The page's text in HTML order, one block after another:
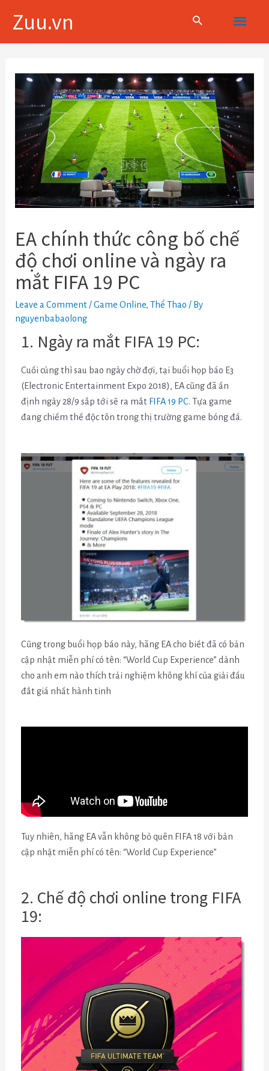
Zuu.vn
Main
Menu
EA chính thức công bố chế
độ chơi online và ngày ra
mắt FIFA 19 PC
Leave a Comment /Game Online,Thể Thao / By
nguyenbabaolong
1. Ngày ra mắt FIFA 19 PC:
Cuối cùng thì sau bao ngày chờ đợi, tại buổi họp báo E3
(Electronic Entertainment Expo 2018), EA cũng đã ấn
định ngày 28/9 sắp tới sẽ ra mắt FIFA 19 PC. Tựa game
đang chiếm thế độc tôn trong thị trường game bóng đá.
Cũng trong buổi họp báo này, hãng EA cho biết đã có bản
cập nhật miễn phí có tên: “World Cup Experience” dành
cho anh em nào thích trải nghiệm không khí của giải đấu
đắt giá nhất hành tinh
Tuy nhiên, hãng EA vẫn không bỏ quên FIFA 18 với bản
cập nhật miễn phí có tên: “World Cup Experience”
2. Chế độ chơi online trong FIFA
19:
viết